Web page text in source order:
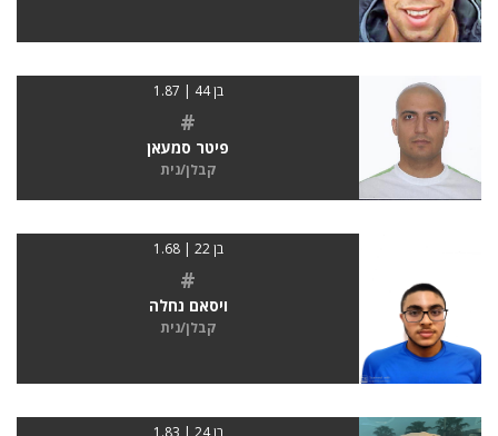
בן 44 | 1.87
#
פיטר סמעאן
קבלן/נית
בן 22 | 1.68
#
ויסאם נחלה
קבלן/נית